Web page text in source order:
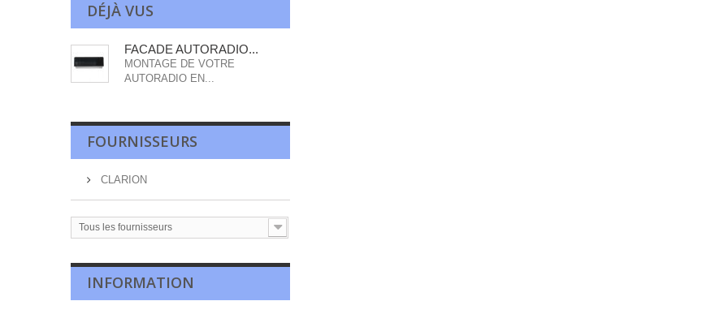
DÉJÀ VUS
FACADE AUTORADIO...
MONTAGE DE VOTRE
AUTORADIO EN...
FOURNISSEURS
CLARION
Tous les fournisseurs
INFORMATION